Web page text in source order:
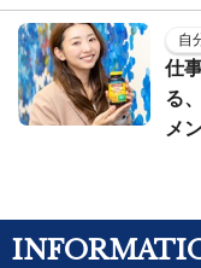
自
仕
る
メ